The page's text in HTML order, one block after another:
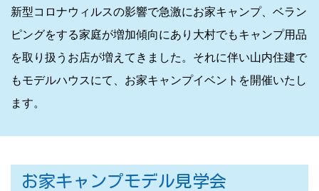
新型コロナウィルスの影響で急激にお家キャンプ、ベラン
ピングをする家庭が増加傾向にあり大村でもキャンプ用品
を取り扱うお店が増えてきました。それに伴い山内住建で
もモデルハウスにて、お家キャンプイベントを開催いたし
ます。
お家キャンプモデル見学会